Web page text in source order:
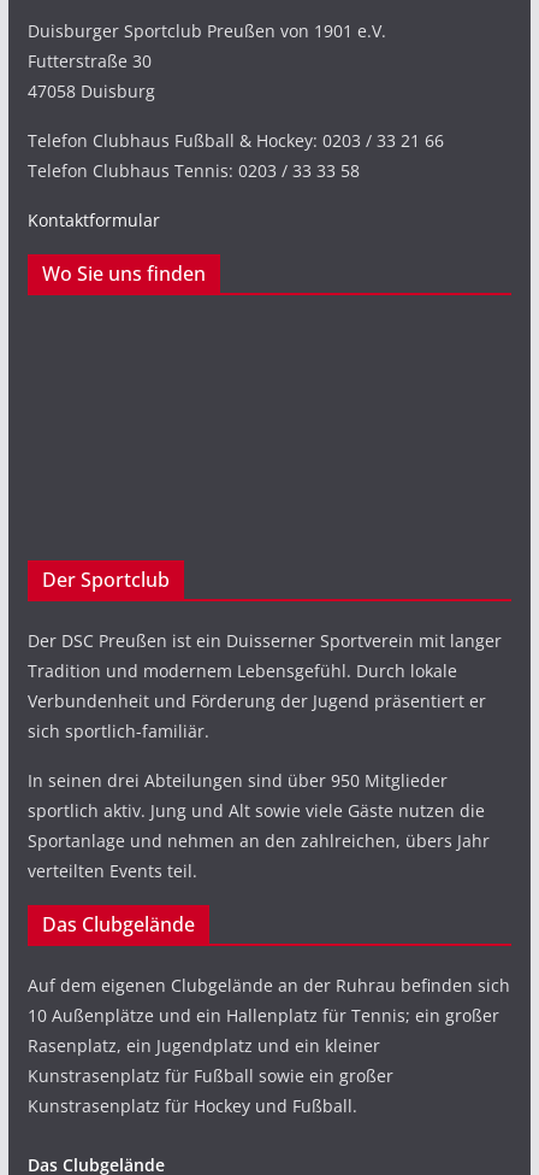
Duisburger Sportclub Preußen von 1901 e.V.
Futterstraße 30
47058 Duisburg
Telefon Clubhaus Fußball & Hockey: 0203 / 33 21 66
Telefon Clubhaus Tennis: 0203 / 33 33 58
Kontaktformular
Wo Sie uns finden
Der Sportclub
Der DSC Preußen ist ein Duisserner Sportverein mit langer
Tradition und modernem Lebensgefühl. Durch lokale
Verbundenheit und Förderung der Jugend präsentiert er
sich sportlich-familiär.
In seinen drei Abteilungen sind über 950 Mitglieder
sportlich aktiv. Jung und Alt sowie viele Gäste nutzen die
Sportanlage und nehmen an den zahlreichen, übers Jahr
verteilten Events teil.
Das Clubgelände
Auf dem eigenen Clubgelände an der Ruhrau befinden sich
10 Außenplätze und ein Hallenplatz für Tennis; ein großer
Rasenplatz, ein Jugendplatz und ein kleiner
Kunstrasenplatz für Fußball sowie ein großer
Kunstrasenplatz für Hockey und Fußball.
Das Clubgelände